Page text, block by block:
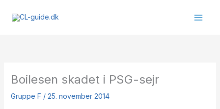
Boilesen skadet i PSG-sejr
Gruppe F / 25. november 2014